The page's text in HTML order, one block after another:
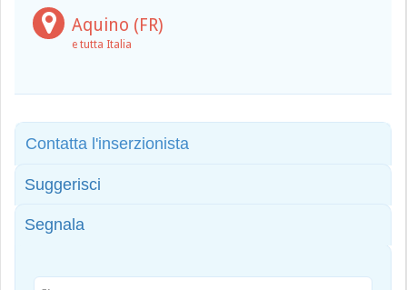
Aquino (FR)
e tutta Italia
Contatta l'inserzionista
Suggerisci
Segnala